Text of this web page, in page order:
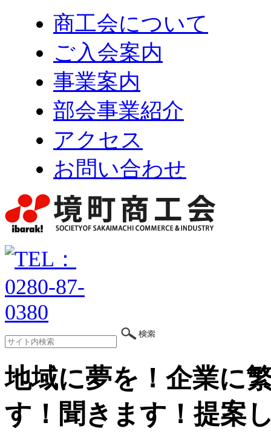
商工会について
ご入会案内
事業案内
部会事業紹介
アクセス
お問い合わせ
地域に夢を！企業に
す！聞きます！提案